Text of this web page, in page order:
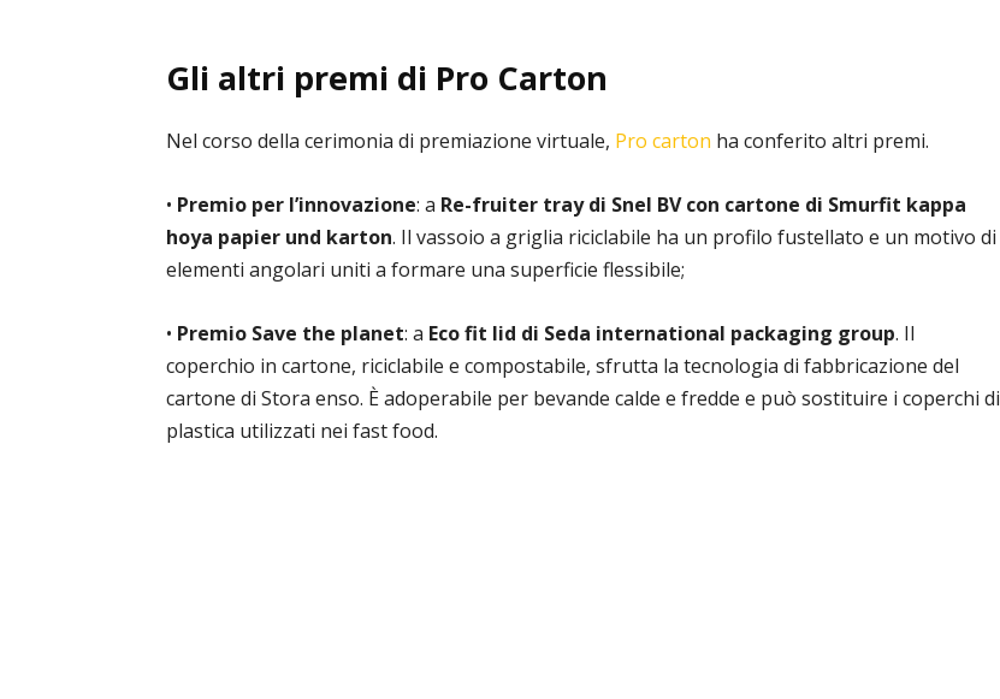
Gli altri premi di Pro Carton
Nel corso della cerimonia di premiazione virtuale, Pro carton ha conferito altri premi.
• Premio per l’innovazione: a Re-fruiter tray di Snel BV con cartone di Smurfit kappa
hoya papier und karton. Il vassoio a griglia riciclabile ha un profilo fustellato e un motivo di
elementi angolari uniti a formare una superficie flessibile;
• Premio Save the planet: a Eco fit lid di Seda international packaging group. Il
coperchio in cartone, riciclabile e compostabile, sfrutta la tecnologia di fabbricazione del
cartone di Stora enso. È adoperabile per bevande calde e fredde e può sostituire i coperchi di
plastica utilizzati nei fast food.